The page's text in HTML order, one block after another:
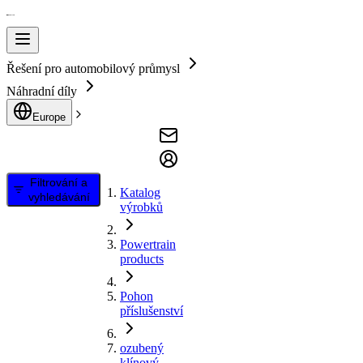
Řešení pro automobilový průmysl
Náhradní díly
Europe
Filtrování a
vyhledávání
Katalog
výrobků
Powertrain
products
Pohon
příslušenství
ozubený